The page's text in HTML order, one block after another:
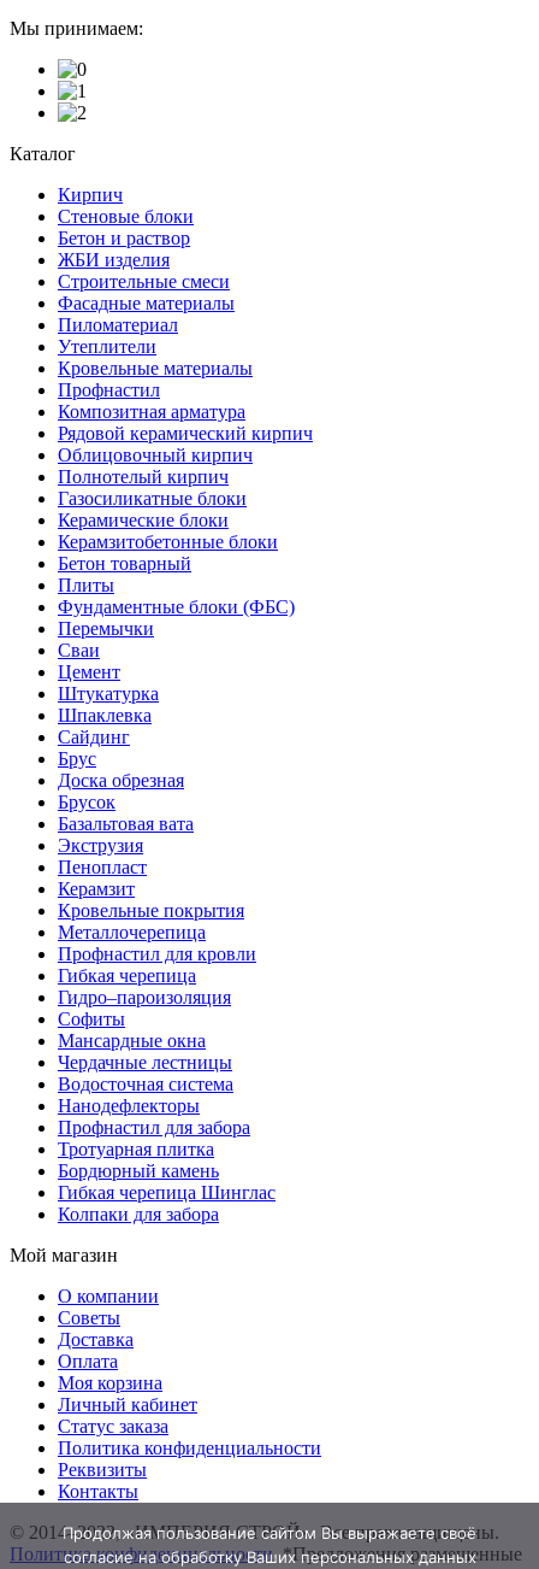
Мы принимаем:
Каталог
Кирпич
Стеновые блоки
Бетон и раствор
ЖБИ изделия
Строительные смеси
Фасадные материалы
Пиломатериал
Утеплители
Кровельные материалы
Профнастил
Композитная арматура
Рядовой керамический кирпич
Облицовочный кирпич
Полнотелый кирпич
Газосиликатные блоки
Керамические блоки
Керамзитобетонные блоки
Бетон товарный
Плиты
Фундаментные блоки (ФБС)
Перемычки
Сваи
Цемент
Штукатурка
Шпаклевка
Сайдинг
Брус
Доска обрезная
Брусок
Базальтовая вата
Экструзия
Пенопласт
Керамзит
Кровельные покрытия
Металлочерепица
Профнастил для кровли
Гибкая черепица
Гидро–пароизоляция
Софиты
Мансардные окна
Чердачные лестницы
Водосточная система
Нанодефлекторы
Профнастил для забора
Тротуарная плитка
Бордюрный камень
Гибкая черепица Шинглас
Колпаки для забора
Мой магазин
О компании
Советы
Доставка
Оплата
Моя корзина
Личный кабинет
Статус заказа
Политика конфиденциальности
Реквизиты
Контакты
© 2014–2022, «ИМПЕРИЯ СТРОЙ». Все права защищены.
Политика конфиденциальности. *Предложения размещенные
Продолжая пользование сайтом Вы выражаете своё
согласие на обработку Ваших персональных данных